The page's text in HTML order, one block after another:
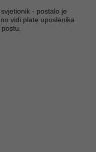
- postalo je
vidi plate uposlenika